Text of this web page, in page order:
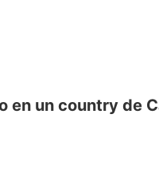
en un country de